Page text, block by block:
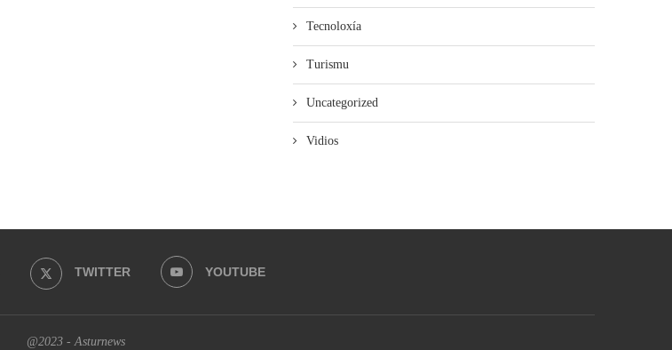
Tecnoloxía
Turismu
Uncategorized
Vidios
TWITTER YOUTUBE
@2023 - Asturnews